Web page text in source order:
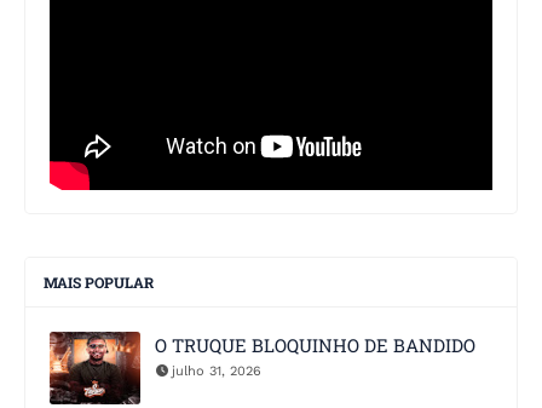
MAIS POPULAR
O TRUQUE BLOQUINHO DE BANDIDO
julho 31, 2026